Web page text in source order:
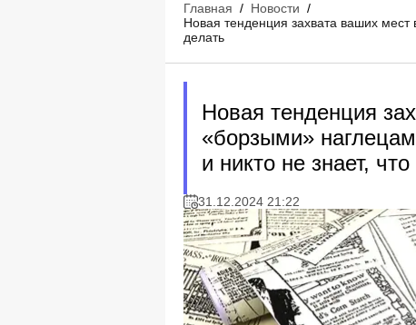
Главная / Новости /
Новая тенденция захвата ваших
делать
Новая тенденция
«борзыми»
и никто не знает,
31.12.2024 21:22